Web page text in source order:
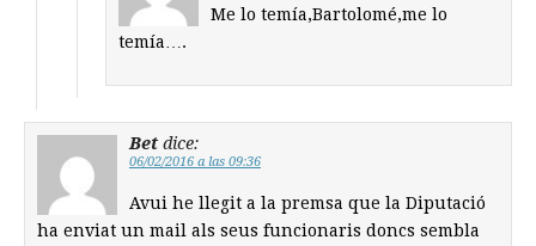
Me lo temía,Bartolomé,me lo
temía….
Bet dice:
06/02/2016 a las 09:36
Avui he llegit a la premsa que la Diputació
ha enviat un mail als seus funcionaris doncs sembla